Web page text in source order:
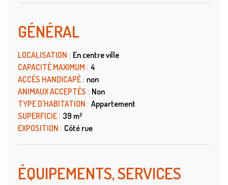
GÉNÉRAL
LOCALISATION : En centre ville
CAPACITÉ MAXIMUM : 4
ACCÈS HANDICAPÉ : non
ANIMAUX ACCEPTÉS : Non
TYPE D'HABITATION : Appartement
SUPERFICIE : 39 m²
EXPOSITION : Côté rue
ÉQUIPEMENTS, SERVICES